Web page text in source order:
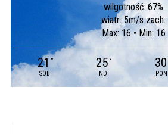
wilgotność: 67%
wiatr: 5m/s zach.
Max: 16 • Min: 16
21 °
SOB
25 °
ND
30
PON